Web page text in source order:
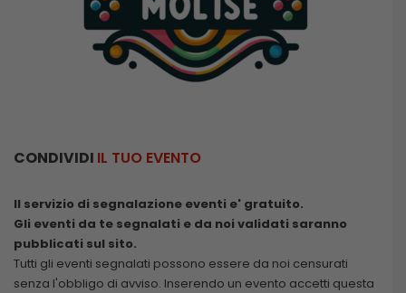
CONDIVIDI IL TUO EVENTO
Il servizio di segnalazione eventi e' gratuito.
Gli eventi da te segnalati e da noi validati saranno
pubblicati sul sito.
Tutti gli eventi segnalati possono essere da noi censurati
senza l'obbligo di avviso. Inserendo un evento accetti questa